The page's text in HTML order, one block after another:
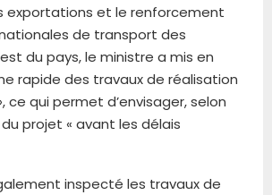
exportations et le renforcement
de transport des
du pays, le ministre a mis en
rapide des travaux de réalisation
ce qui permet d’envisager, selon
projet « avant les délais
inspecté les travaux de